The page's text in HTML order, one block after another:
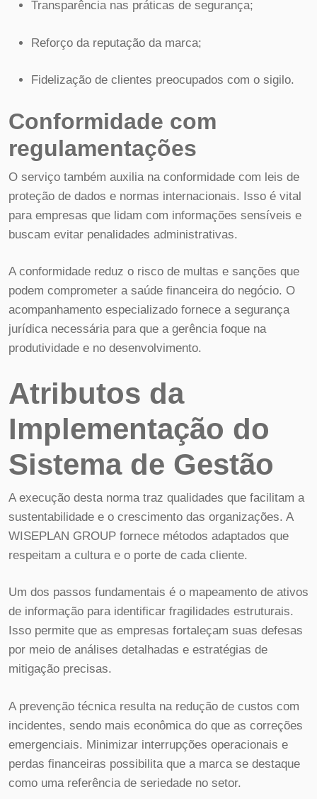
Transparência nas práticas de segurança;
Reforço da reputação da marca;
Fidelização de clientes preocupados com o sigilo.
Conformidade com
regulamentações
O serviço também auxilia na conformidade com leis de
proteção de dados e normas internacionais. Isso é vital
para empresas que lidam com informações sensíveis e
buscam evitar penalidades administrativas.
A conformidade reduz o risco de multas e sanções que
podem comprometer a saúde financeira do negócio. O
acompanhamento especializado fornece a segurança
jurídica necessária para que a gerência foque na
produtividade e no desenvolvimento.
Atributos da
Implementação do
Sistema de Gestão
A execução desta norma traz qualidades que facilitam a
sustentabilidade e o crescimento das organizações. A
WISEPLAN GROUP fornece métodos adaptados que
respeitam a cultura e o porte de cada cliente.
Um dos passos fundamentais é o mapeamento de ativos
de informação para identificar fragilidades estruturais.
Isso permite que as empresas fortaleçam suas defesas
por meio de análises detalhadas e estratégias de
mitigação precisas.
A prevenção técnica resulta na redução de custos com
incidentes, sendo mais econômica do que as correções
emergenciais. Minimizar interrupções operacionais e
perdas financeiras possibilita que a marca se destaque
como uma referência de seriedade no setor.